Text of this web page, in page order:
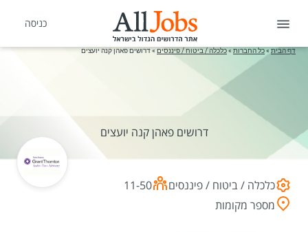
כניסה
דף הבית »כל החברות »כלכלה / ביטוח / פיננסים»דרושים פאהן קנה יועצים
דרושים פאהן קנה יועצים
כלכלה / ביטוח / פיננסים
11-50
מספר מקומות